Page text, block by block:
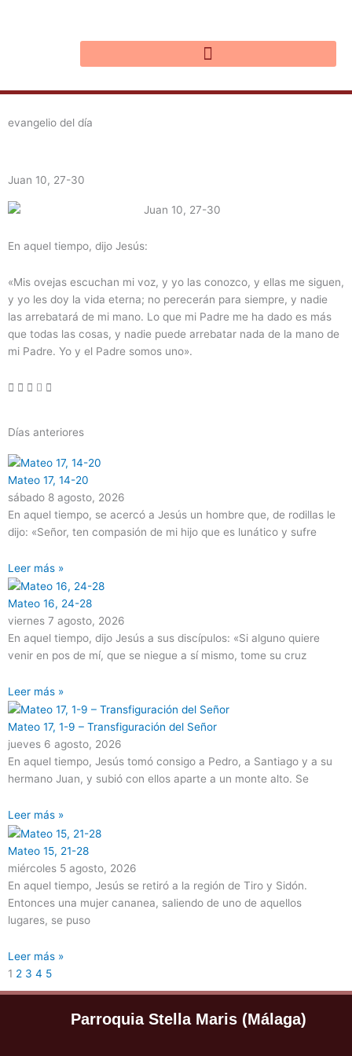
evangelio del día
Juan 10, 27-30
En aquel tiempo, dijo Jesús:
«Mis ovejas escuchan mi voz, y yo las conozco, y ellas me siguen,
y yo les doy la vida eterna; no perecerán para siempre, y nadie
las arrebatará de mi mano. Lo que mi Padre me ha dado es más
que todas las cosas, y nadie puede arrebatar nada de la mano de
mi Padre. Yo y el Padre somos uno».
Días anteriores
Mateo 17, 14-20
sábado 8 agosto, 2026
En aquel tiempo, se acercó a Jesús un hombre que, de rodillas le
dijo: «Señor, ten compasión de mi hijo que es lunático y sufre
Leer más »
Mateo 16, 24-28
viernes 7 agosto, 2026
En aquel tiempo, dijo Jesús a sus discípulos: «Si alguno quiere
venir en pos de mí, que se niegue a sí mismo, tome su cruz
Leer más »
Mateo 17, 1-9 – Transfiguración del Señor
jueves 6 agosto, 2026
En aquel tiempo, Jesús tomó consigo a Pedro, a Santiago y a su
hermano Juan, y subió con ellos aparte a un monte alto. Se
Leer más »
Mateo 15, 21-28
miércoles 5 agosto, 2026
En aquel tiempo, Jesús se retiró a la región de Tiro y Sidón.
Entonces una mujer cananea, saliendo de uno de aquellos
lugares, se puso
Leer más »
Página
1
Página
2
Página
3
Página
4
Página
5
Parroquia Stella Maris (Málaga)